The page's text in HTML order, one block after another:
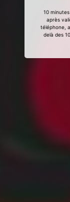
10
après
téléphone,
delà des